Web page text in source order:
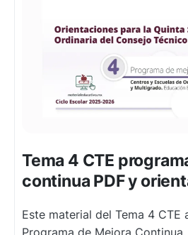
Tema 4 CTE
continua PDF y
Este material del Tema 4 CTE